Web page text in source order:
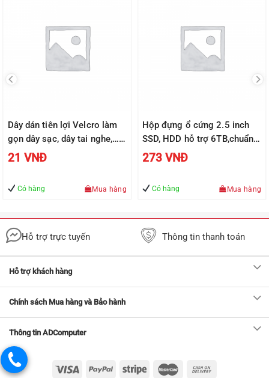
Dây dán tiên lợi Velcro làm
gọn dây sạc, dây tai nghe,…
UGREEN 50370
21 VNĐ
Có hàng Mua hàng
Hộp đựng ổ cứng 2.5 inch
SSD, HDD hỗ trợ 6TB,chuẩn
SATA UGREEN US221 vỏ
273 VNĐ
Có hàng Mua hàng
Hỗ trợ trực tuyến Thông tin thanh toán
Hỗ trợ khách hàng
Chính sách Mua hàng và Bảo hành
Thông tin ADComputer